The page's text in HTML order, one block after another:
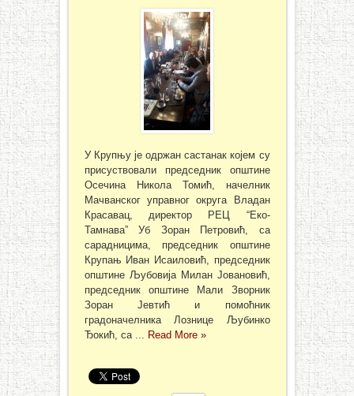
У Крупњу је одржан састанак којем су
присуствовали председник општине
Осечина Никола Томић, начелник
Мачванског управног округа Владан
Красавац, директор РЕЦ “Еко-
Тамнава” Уб Зоран Петровић, са
сарадницима, председник општине
Крупањ Иван Исаиловић, председник
општине Љубовија Милан Јовановић,
председник општине Мали Зворник
Зоран Јевтић и помоћник
градоначелника Лознице Љубинко
Ђокић, са ... Read More »